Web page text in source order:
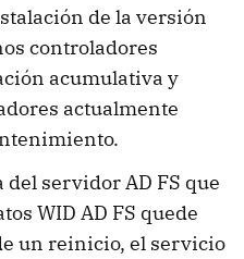
de la versión
controladores
acumulativa y
actualmente
servidor AD FS que
WID AD FS quede
un reinicio, el servicio